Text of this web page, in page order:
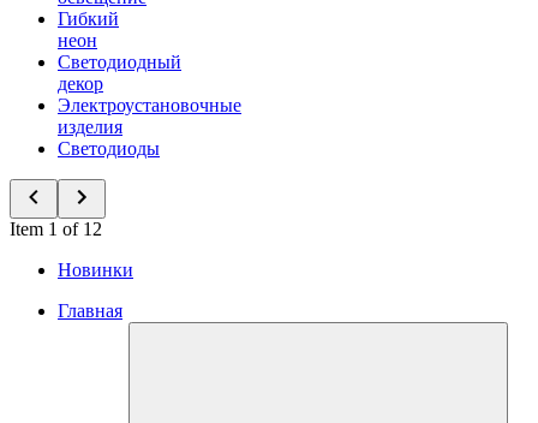
Гибкий
неон
Светодиодный
декор
Электроустановочные
изделия
Светодиоды
Item 1 of 12
Новинки
Главная